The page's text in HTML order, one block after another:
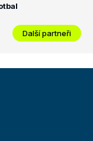
Další partneři